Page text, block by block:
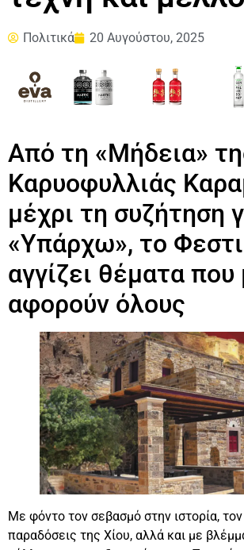
Πολιτικά 20 Αυγούστου, 2025
Από τη «Μήδεια»
Καρυοφυλλιάς
μέχρι τη συζήτηση
«Υπάρχω», το
αγγίζει θέματα που
αφορούν όλους
Με φόντο τον σεβασμό στην ιστορία, τον
παραδόσεις της Χίου, αλλά και με